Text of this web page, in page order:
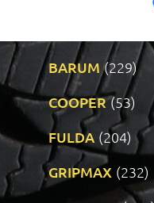
BARUM (229)
COOPER (53)
FULDA (204)
GRIPMAX (232)